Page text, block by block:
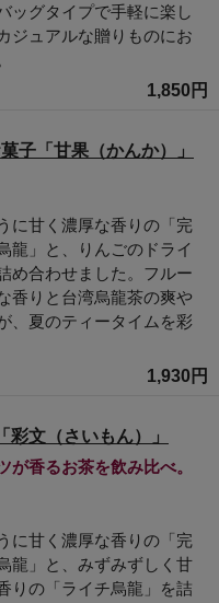
ッグタイプで手軽に楽し
ジュアルな贈りものにお
1,850円
子「甘果（かんか）」
に甘く濃厚な香りの「完
龍」と、りんごのドライ
め合わせました。フルー
香りと台湾烏龍茶の爽や
、夏のティータイムを彩
1,930円
彩文（さいもん）」
が香るお茶を飲み比べ。
に甘く濃厚な香りの「完
龍」と、みずみずしく甘
りの「ライチ烏龍」を詰